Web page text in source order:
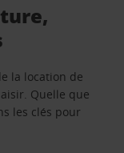
la location de
Quelle que
les clés pour